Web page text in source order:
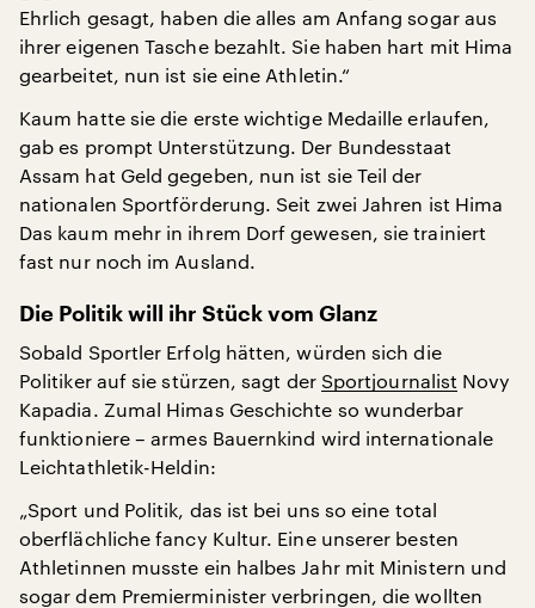
Ehrlich gesagt, haben die alles am Anfang sogar aus
ihrer eigenen Tasche bezahlt. Sie haben hart mit Hima
gearbeitet, nun ist sie eine Athletin.“
Kaum hatte sie die erste wichtige Medaille erlaufen,
gab es prompt Unterstützung. Der Bundesstaat
Assam hat Geld gegeben, nun ist sie Teil der
nationalen Sportförderung. Seit zwei Jahren ist Hima
Das kaum mehr in ihrem Dorf gewesen, sie trainiert
fast nur noch im Ausland.
Die Politik will ihr Stück vom Glanz
Sobald Sportler Erfolg hätten, würden sich die
Politiker auf sie stürzen, sagt der Sportjournalist Novy
Kapadia. Zumal Himas Geschichte so wunderbar
funktioniere – armes Bauernkind wird internationale
Leichtathletik-Heldin:
„Sport und Politik, das ist bei uns so eine total
oberflächliche fancy Kultur. Eine unserer besten
Athletinnen musste ein halbes Jahr mit Ministern und
sogar dem Premierminister verbringen, die wollten